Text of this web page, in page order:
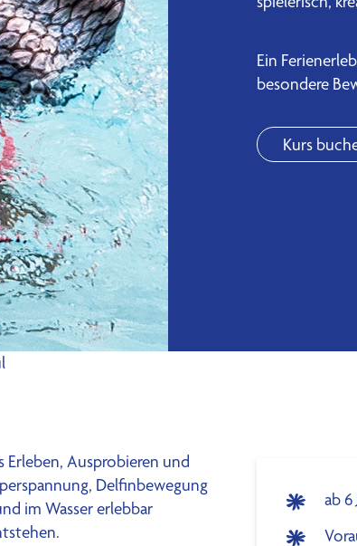
Ein
besondere
Kurs
Erleben, Ausprobieren und
Delfinbewegung
im Wasser erlebbar
ab